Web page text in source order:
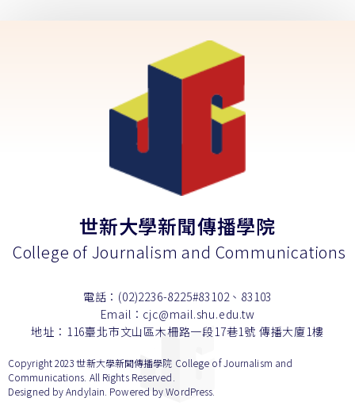
世新大學新聞傳播學院
College of Journalism and Communications
電話：(02)2236-8225#83102、83103
Email：cjc@mail.shu.edu.tw
地址：116臺北市文山區木柵路一段17巷1號 傳播大廈1樓
Copyright 2023 世新大學新聞傳播學院 College of Journalism and
Communications. All Rights Reserved.
Designed byAndylain. Powered by WordPress.